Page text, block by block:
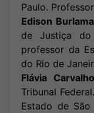
Paulo.
Edison
de Justiça
professor da
do Rio de
Flávia Carvalho
Tribunal
Estado de